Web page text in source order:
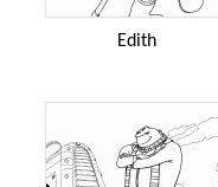
Edith